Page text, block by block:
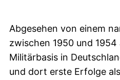
Abgesehen von einem
zwischen 1950 und 1954
Militärbasis in
und dort erste Erfolge